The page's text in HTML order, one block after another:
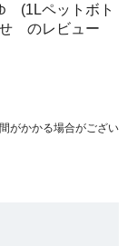
(1Lペットボト
のレビュー
がかかる場合がござい